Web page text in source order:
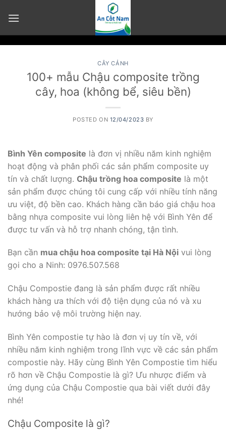
CÂY CẢNH
100+ mẫu Chậu composite trồng
cây, hoa (không bể, siêu bền)
POSTED ON 12/04/2023 BY
Bình Yên composite là đơn vị nhiều năm kinh nghiệm
hoạt động và phân phối các sản phẩm composite uy
tín và chất lượng. Chậu trồng hoa composite là một
sản phẩm được chúng tôi cung cấp với nhiều tính năng
ưu việt, độ bền cao. Khách hàng cần báo giá chậu hoa
bằng nhựa composite vui lòng liên hệ với Bình Yên để
được tư vấn và hỗ trợ nhanh chóng, tận tình.
Bạn cần mua chậu hoa composite tại Hà Nội vui lòng
gọi cho a Ninh: 0976.507.568
Chậu Compostie đang là sản phẩm được rất nhiều
khách hàng ưa thích với độ tiện dụng của nó và xu
hướng bảo vệ môi trường hiện nay.
Bình Yên compostie tự hào là đơn vị uy tín về, với
nhiều năm kinh nghiệm trong lĩnh vực về các sản phẩm
compostie này. Hãy cùng Bình Yên Compostie tìm hiểu
rõ hơn về Chậu Compostie là gì? Ưu nhược điểm và
ứng dụng của Chậu Compostie qua bài viết dưới đây
nhé!
Chậu Composite là gì?